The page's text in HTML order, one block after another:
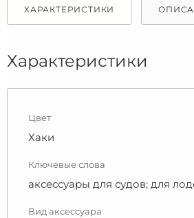
ХАРАКТЕРИСТИКИ
Характеристики
Цвет
Хаки
Ключевые слова
аксессуары для судов; для
Вид аксессуара